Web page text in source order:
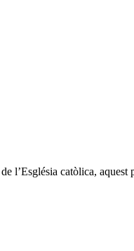
l’Església catòlica,